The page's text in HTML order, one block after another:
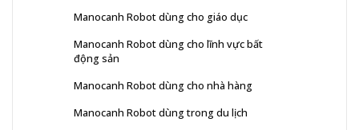
Manocanh Robot dùng cho giáo dục
Manocanh Robot dùng cho lĩnh vực bất
động sản
Manocanh Robot dùng cho nhà hàng
Manocanh Robot dùng trong du lịch